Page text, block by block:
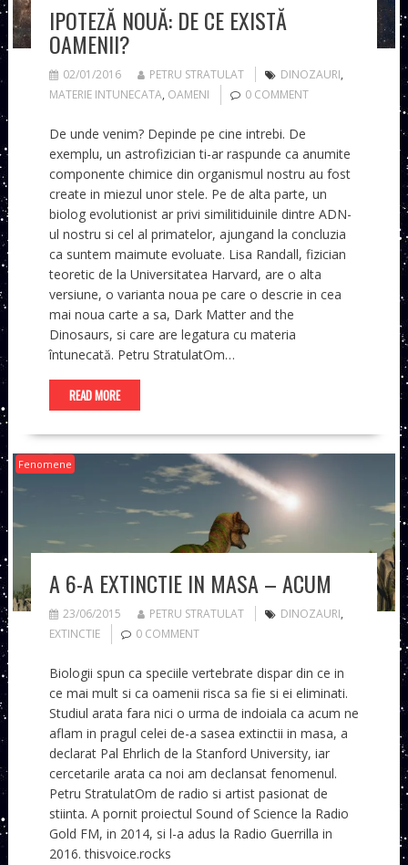
IPOTEZĂ NOUĂ: DE CE EXISTĂ
OAMENII?
02/01/2016 PETRU STRATULAT DINOZAURI,
MATERIE INTUNECATA, OAMENI 0 COMMENT
De unde venim? Depinde pe cine intrebi. De
exemplu, un astrofizician ti-ar raspunde ca anumite
componente chimice din organismul nostru au fost
create in miezul unor stele. Pe de alta parte, un
biolog evolutionist ar privi similitiduinile dintre ADN-
ul nostru si cel al primatelor, ajungand la concluzia
ca suntem maimute evoluate. Lisa Randall, fizician
teoretic de la Universitatea Harvard, are o alta
versiune, o varianta noua pe care o descrie in cea
mai noua carte a sa, Dark Matter and the
Dinosaurs, si care are legatura cu materia
întunecată. Petru StratulatOm…
READ MORE
Fenomene
A 6-A EXTINCTIE IN MASA – ACUM
23/06/2015 PETRU STRATULAT DINOZAURI,
EXTINCTIE
0 COMMENT
Biologii spun ca speciile vertebrate dispar din ce in
ce mai mult si ca oamenii risca sa fie si ei eliminati.
Studiul arata fara nici o urma de indoiala ca acum ne
aflam in pragul celei de-a sasea extinctii in masa, a
declarat Pal Ehrlich de la Stanford University, iar
cercetarile arata ca noi am declansat fenomenul.
Petru StratulatOm de radio si artist pasionat de
stiinta. A pornit proiectul Sound of Science la Radio
Gold FM, in 2014, si l-a adus la Radio Guerrilla in
2016. thisvoice.rocks